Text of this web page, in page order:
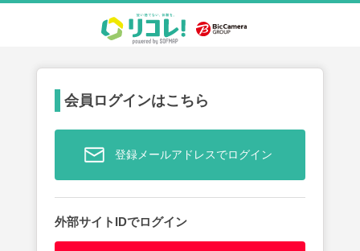
会員ログインはこちら
登録メールアドレスでログイン
外部サイトIDでログイン